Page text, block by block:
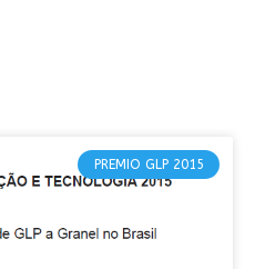
PREMIO GLP 2015